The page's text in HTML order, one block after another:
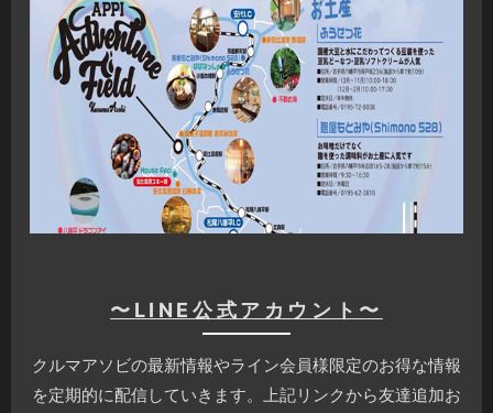
〜LINE公式アカウント〜
クルマアソビの最新情報やライン会員様限定のお得な情報
を定期的に配信していきます。上記リンクから友達追加お